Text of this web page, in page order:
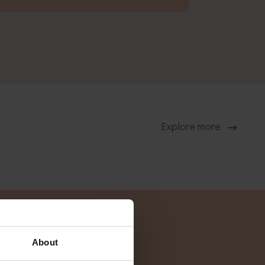
About
Explore more